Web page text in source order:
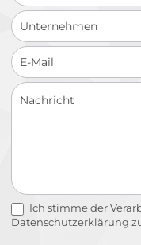
Ich stimme der
Datenschutzerklärung